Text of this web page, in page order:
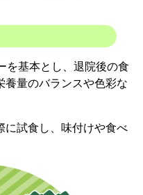
を基本とし、退院後の食
養量のバランスや色彩な
に試食し、味付けや食べ